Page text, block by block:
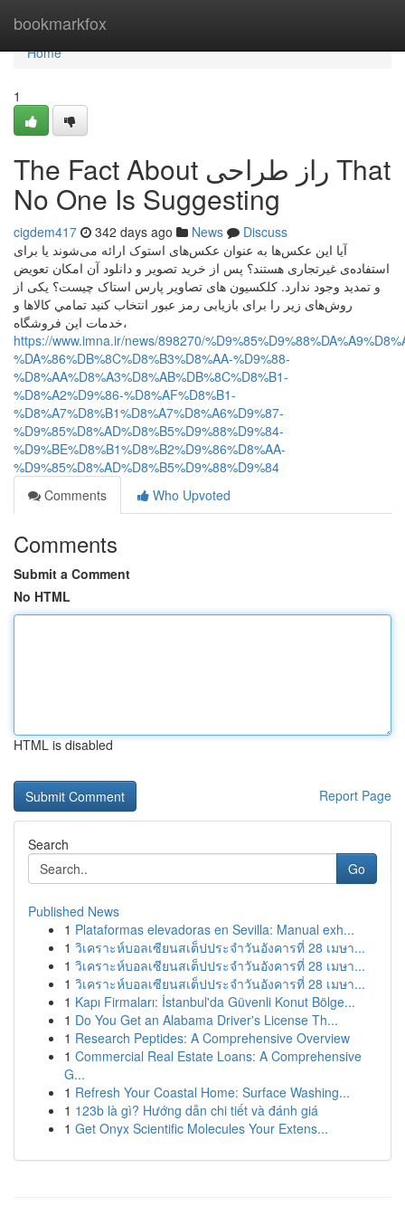
bookmarkfox
Home
Home
1
The Fact About راز طراحی That
No One Is Suggesting
cigdem417 342 days ago News
Discuss
آیا این عکس‌ها به عنوان عکس‌های استوک ارائه می‌شوند یا برای
استفاده‌ی غیرتجاری هستند؟ پس از خرید تصویر و دانلود آن امکان تعویض
و تمدید وجود ندارد. کلکسیون های تصاویر پارس استاک چیست؟ یکی از
روش‌های زیر را برای بازیابی رمز عبور انتخاب کنید تمامي كالاها و
خدمات اين فروشگاه،
https://www.imna.ir/news/898270/
%DA%86%DB%8C%D8%B3%D8%AA-%D9%88-
%D8%AA%D8%A3%D8%AB%DB%8C%D8%B1-
%D8%A2%D9%86-%D8%AF%D8%B1-
%D8%A7%D8%B1%D8%A7%D8%A6%D9%87-
%D9%85%D8%AD%D8%B5%D9%88%D9%84-
%D9%BE%D8%B1%D8%B2%D9%86%D8%AA-
%D9%85%D8%AD%D8%B5%D9%88%D9%84
Comments
Who Upvoted
Comments
Submit a Comment
No HTML
HTML is disabled
Report Page
Search
Go
Published News
1 Plataformas elevadoras en Sevilla: Manual exh...
1 วิเคราะห์บอลเซียนสเต็ปประจำวันอังคารที่ 28 เมษา...
1 วิเคราะห์บอลเซียนสเต็ปประจำวันอังคารที่ 28 เมษา...
1 วิเคราะห์บอลเซียนสเต็ปประจำวันอังคารที่ 28 เมษา...
1 Kapı Firmaları: İstanbul'da Güvenli Konut Bölge...
1 Do You Get an Alabama Driver's License Th...
1 Research Peptides: A Comprehensive Overview
1 Commercial Real Estate Loans: A Comprehensive
G...
1 Refresh Your Coastal Home: Surface Washing...
1 123b là gì? Hướng dẫn chi tiết và đánh giá
1 Get Onyx Scientific Molecules Your Extens...